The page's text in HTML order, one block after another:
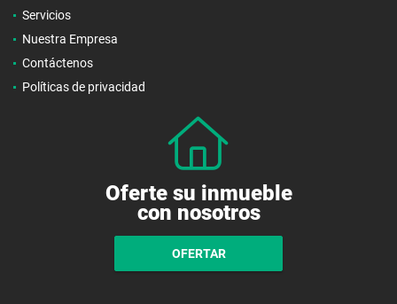
Servicios
Nuestra Empresa
Contáctenos
Políticas de privacidad
Oferte su inmueble
con nosotros
OFERTAR